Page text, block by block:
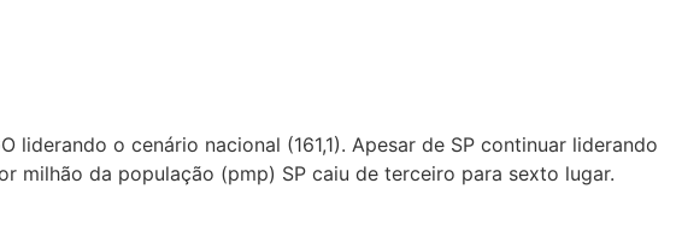
o cenário nacional (161,1). Apesar de SP continuar liderando
milhão da população (pmp) SP caiu de terceiro para sexto lugar.